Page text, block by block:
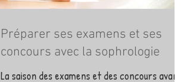
Préparer ses examens et ses
concours avec la sophrologie
La saison des examens et des concours avance